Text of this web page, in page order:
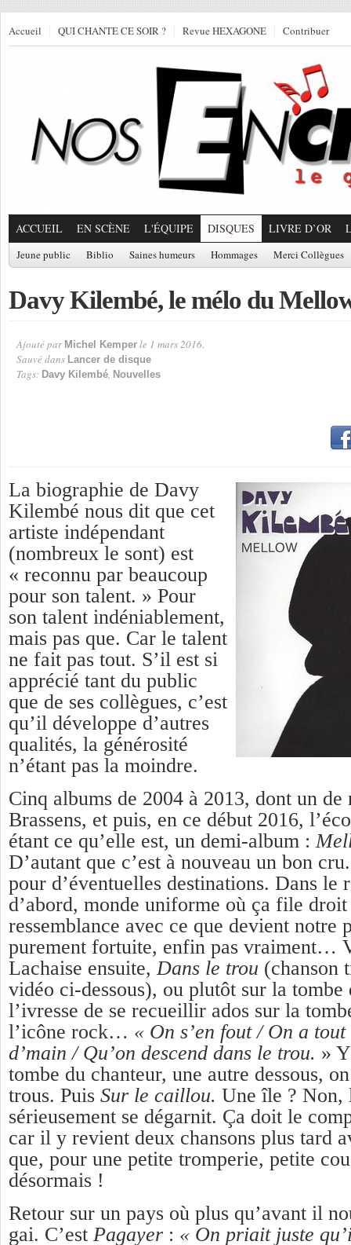
Accueil QUI CHANTE CE SOIR ? Revue HEXAGONE Contribuer
ACCUEIL EN SCÈNE L'ÉQUIPE DISQUES LIVRE D’OR
Jeune public Biblio Saines humeurs Hommages Merci Collègues
Davy Kilembé, le mélo du
Ajouté par Michel Kemper le 1 mars 2016.
Sauvé dans Lancer de disque
Tags: Davy Kilembé, Nouvelles
La biographie de Davy
Kilembé nous dit que cet
artiste indépendant
(nombreux le sont) est
« reconnu par beaucoup
pour son talent. » Pour
son talent indéniablement,
mais pas que. Car le talent
ne fait pas tout. S’il est si
apprécié tant du public
que de ses collègues, c’est
qu’il développe d’autres
qualités, la générosité
n’étant pas la moindre.
Cinq albums de 2004 à 2013, dont un de
Brassens, et puis, en ce début 2016,
étant ce qu’elle est, un demi-album :
D’autant que c’est à nouveau un bon
pour d’éventuelles destinations. Dans le
d’abord, monde uniforme où ça file
ressemblance avec ce que devient notre
purement fortuite, enfin pas vraiment…
Lachaise ensuite, Dans le trou (chanson
vidéo ci-dessous), ou plutôt sur la
l’ivresse de se recueillir ados sur la
l’icône rock… « On s’en fout / On a tout
d’main / Qu’on descend dans le trou. »
tombe du chanteur, une autre dessous,
trous. Puis Sur le caillou. Une île ? Non,
sérieusement se dégarnit. Ça doit le
car il y revient deux chansons plus tard
que, pour une petite tromperie, petite
désormais !
Retour sur un pays où plus qu’avant il
gai. C’est Pagayer : « On priait juste